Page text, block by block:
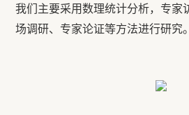
我们主要采用数理统计分析，专家
场调研、专家论证等方法进行研究。